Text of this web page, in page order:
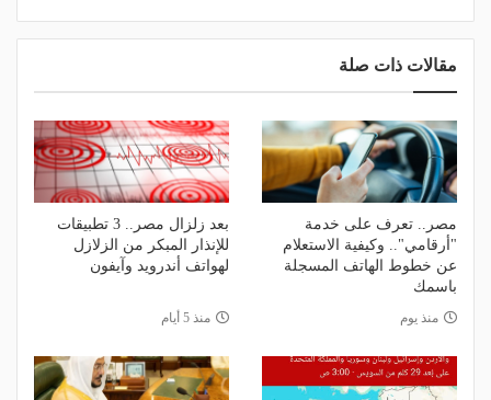
مقالات ذات صلة
مصر.. تعرف على خدمة
"أرقامي".. وكيفية الاستعلام
عن خطوط الهاتف المسجلة
باسمك
منذ يوم
بعد زلزال مصر.. 3 تطبيقات
للإنذار المبكر من الزلازل
لهواتف أندرويد وآيفون
منذ 5 أيام